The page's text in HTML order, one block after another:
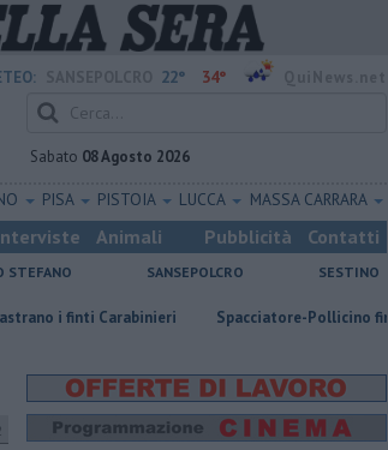
22° 34°
Sabato 08 Agosto 2026
PISA PISTOIA LUCCA MASSA CARRARA
Animali Pubblicità Contatti
STEFANO SANSEPOLCRO SESTINO
Spacciatore-Pollicino finisce in carcere